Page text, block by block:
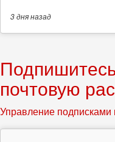
3 дняназад
почтовую
Управление